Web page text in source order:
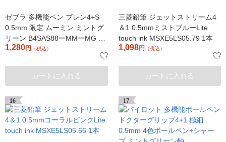
ゼブラ 多機能ペン ブレン4+S
0.5mm 限定 ムーミン ミントグ
リーン B4SAS88ーMMーMG 1
本
1,280円 （税込）
カートに入れる
三菱鉛筆 ジェットストリーム4
＆1 0.5mmミストブルーLite
touch ink MSXE5LS05.79 1本
1,098円 （税込）
カートに入れる
16 17